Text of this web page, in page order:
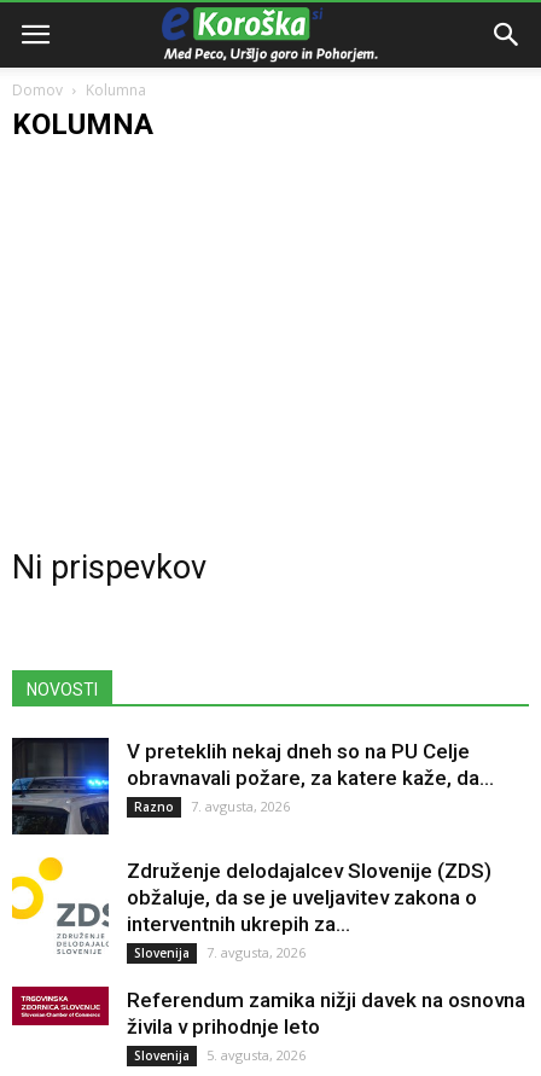
Domov Kolumna
KOLUMNA
Ni prispevkov
NOVOSTI
V preteklih nekaj dneh so na PU Celje
obravnavali požare, za katere kaže, da...
Razno 7. avgusta, 2026
Združenje delodajalcev Slovenije (ZDS)
obžaluje, da se je uveljavitev zakona o
interventnih ukrepih za...
Slovenija 7. avgusta, 2026
Referendum zamika nižji davek na osnovna
živila v prihodnje leto
Slovenija 5. avgusta, 2026